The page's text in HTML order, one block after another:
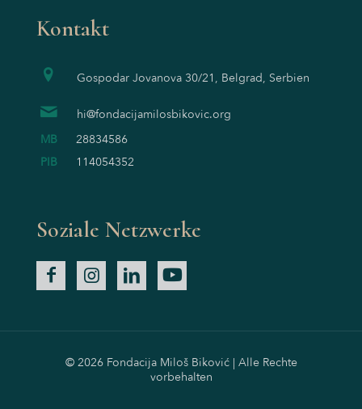
Kontakt
Gospodar Jovanova 30/21, Belgrad, Serbien
hi@fondacijamilosbikovic.org
MB
28834586
PIB
114054352
Soziale Netzwerke
© 2026 Fondacija Miloš Biković | Alle Rechte
vorbehalten